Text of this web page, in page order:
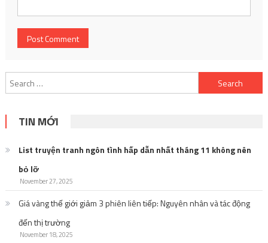
Search
for:
TIN MỚI
List truyện tranh ngôn tình hấp dẫn nhất tháng 11 không nên
bỏ lỡ
November 27, 2025
Giá vàng thế giới giảm 3 phiên liên tiếp: Nguyên nhân và tác động
đến thị trường
November 18, 2025